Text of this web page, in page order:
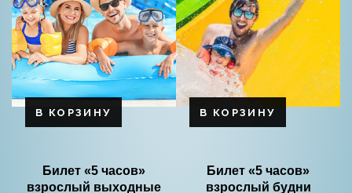
В КОРЗИНУ
Билет «5 часов»
взрослый выходные
В КОРЗИНУ
Билет «5 часов»
взрослый будни